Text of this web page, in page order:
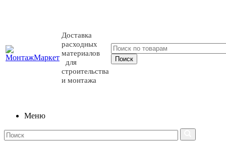
Доставка
расходных
материалов
для
строительства
и монтажа
Меню